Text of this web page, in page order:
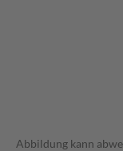
Abbildung kann